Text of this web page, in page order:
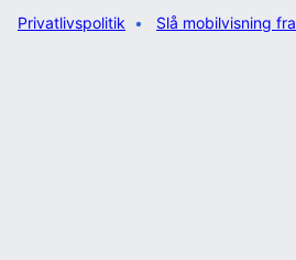
Privatlivspolitik Slå mobilvisning fra